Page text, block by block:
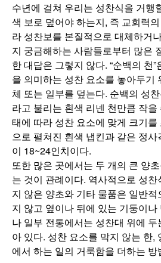
수년에 걸쳐 우리는 성찬식을 거행
색 보로 덮어야 하는지, 즉 교회력
라 성찬보를 본질적으로 대체하거
지 궁금해하는 사람들로부터 많은
한 대답은 그렇지 않다. “순백의 천
을 의미하는 성찬 요소를 놓아두기
체 또는 일부를 덮는다. 순백의 성
라고 불리는 흰색 리넨 천만큼 작
태에 따라 성찬 요소에 맞게 크기
으로 펼쳐진 흰색 냅킨과 같은 정
이 18~24인치이다.
또한 많은 곳에서는 두 개의 큰 양
는 것이 관례이다. 역사적으로 성
지 않은 양초와 기타 물품은 일반
지 않고 옆이나 뒤에 있는 기둥이
나 일부 전통에서는 성찬대 위에
아 있다. 성찬 요소를 막지 않는 한,
에서 하는 일의 거룩함을 더하는 방